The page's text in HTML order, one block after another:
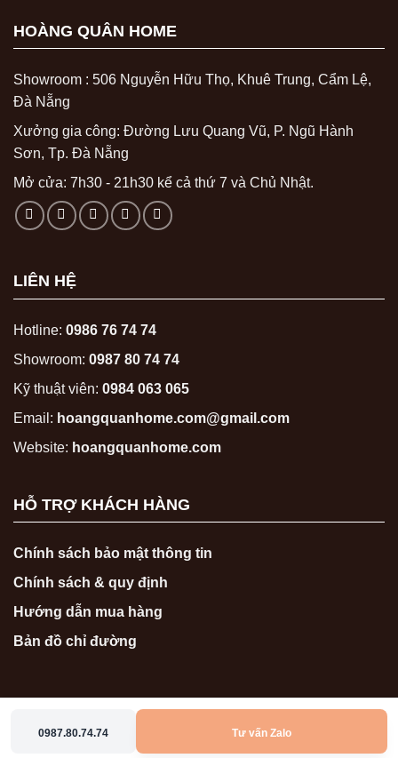
HOÀNG QUÂN HOME
Showroom : 506 Nguyễn Hữu Thọ, Khuê Trung, Cẩm Lệ,
Đà Nẵng
Xưởng gia công: Đường Lưu Quang Vũ, P. Ngũ Hành
Sơn, Tp. Đà Nẵng
Mở cửa: 7h30 - 21h30 kể cả thứ 7 và Chủ Nhật.
LIÊN HỆ
Hotline: 0986 76 74 74
Showroom: 0987 80 74 74
Kỹ thuật viên: 0984 063 065
Email: hoangquanhome.com@gmail.com
Website: hoangquanhome.com
HỖ TRỢ KHÁCH HÀNG
Chính sách bảo mật thông tin
Chính sách & quy định
Hướng dẫn mua hàng
Bản đồ chỉ đường
Copyright 2026 © hoangquanhome.com
0987.80.74.74 Tư vấn Zalo
0986767474 Zalo Messenger